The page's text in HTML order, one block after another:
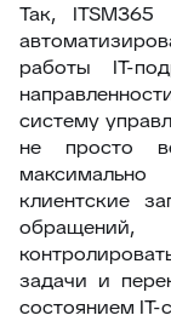
Так, ITSM365
работы IT-
систему
не просто
клиентские
задачи и
состоянием IT-